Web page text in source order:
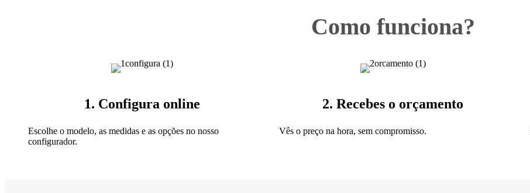
Como funciona?
1. Configura online
Escolhe o modelo, as medidas e as opções no nosso
configurador.
2. Recebes o orçamento
Vês o preço na hora, sem compromisso.